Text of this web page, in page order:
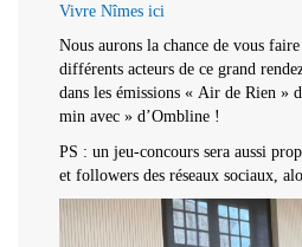
Vivre Nîmes ici
Nous aurons la chance de vous
différents acteurs de ce grand
dans les émissions « Air de Rien »
min avec » d’Ombline !
PS : un jeu-concours sera aussi
et followers des réseaux sociaux,